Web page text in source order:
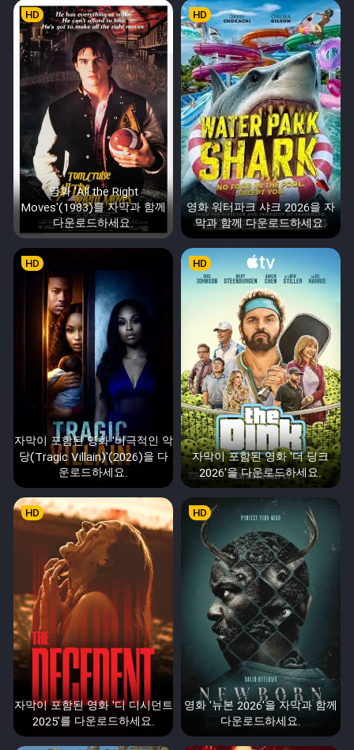
영화 'All the Right
Moves'(1983)를 자막과 함께
다운로드하세요.
HD
영화 워터파크 샤크 2026을 자
막과 함께 다운로드하세요.
HD
자막이 포함된 영화 '비극적인 악
당(Tragic Villain)'(2026)을 다
운로드하세요.
HD
자막이 포함된 영화 '더 딩크
2026'을 다운로드하세요.
HD
자막이 포함된 영화 '디 디시던트
2025'를 다운로드하세요.
HD
영화 '뉴본 2026'을 자막과 함께
다운로드하세요.
HD